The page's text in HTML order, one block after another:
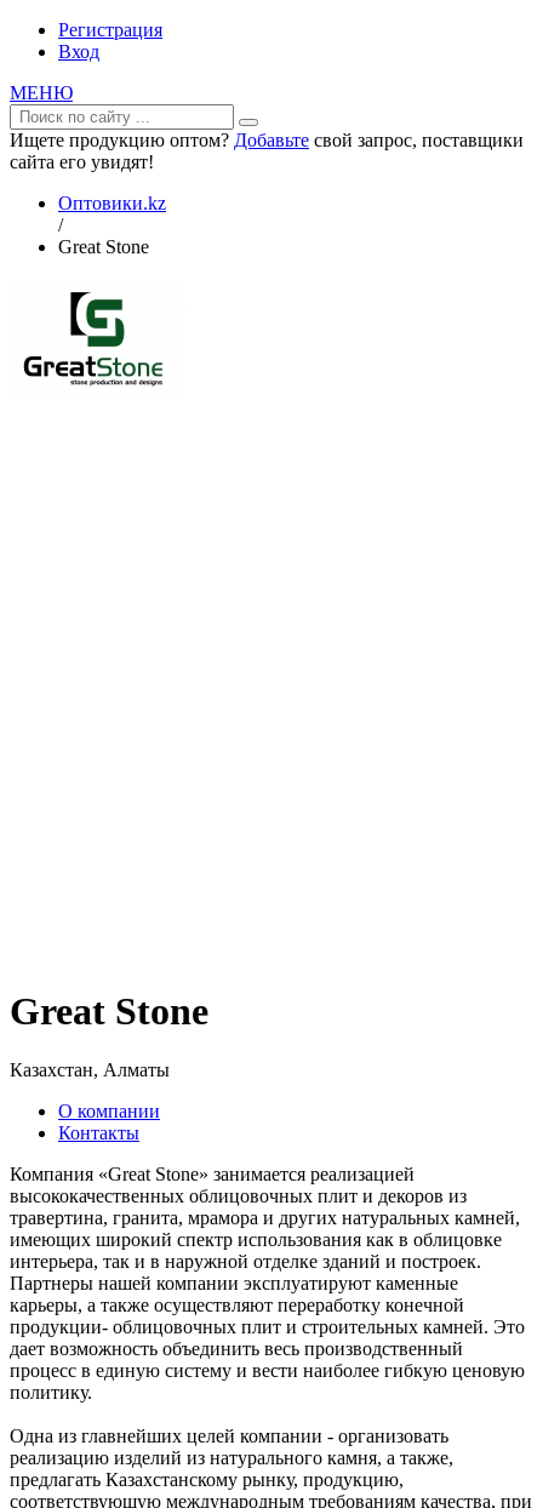
Регистрация
Вход
МЕНЮ
Ищете продукцию оптом? Добавьте свой запрос, поставщики
сайта его увидят!
Оптовики.kz
/
Great Stone
Great Stone
Казахстан, Алматы
О компании
Контакты
Компания «Great Stone» занимается реализацией
высококачественных облицовочных плит и декоров из
травертина, гранита, мрамора и других натуральных камней,
имеющих широкий спектр использования как в облицовке
интерьера, так и в наружной отделке зданий и построек.
Партнеры нашей компании эксплуатируют каменные
карьеры, а также осуществляют переработку конечной
продукции- облицовочных плит и строительных камней. Это
дает возможность объединить весь производственный
процесс в единую систему и вести наиболее гибкую ценовую
политику.
Одна из главнейших целей компании - организовать
реализацию изделий из натурального камня, а также,
предлагать Казахстанскому рынку, продукцию,
соответствующую международным требованиям качества, при